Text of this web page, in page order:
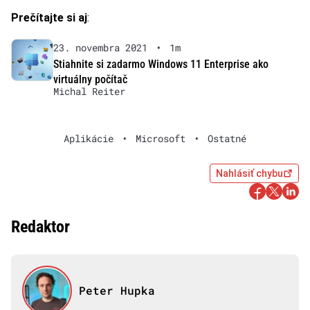
Prečítajte si aj:
23. novembra 2021 •
1m
Stiahnite si zadarmo Windows 11 Enterprise ako
virtuálny počítač
Michal Reiter
Aplikácie • Microsoft • Ostatné
Nahlásiť chybu
Redaktor
Peter Hupka